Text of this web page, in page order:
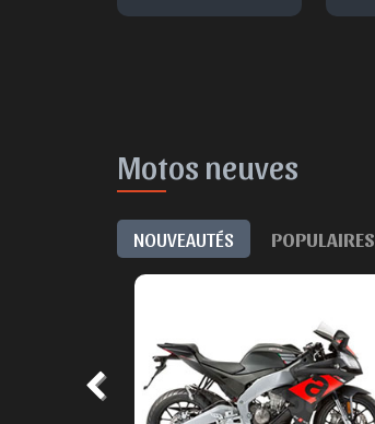
Motos neuves
NOUVEAUTÉS POPULAIRES